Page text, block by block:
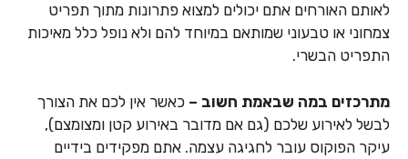
לאותם האורחים אתם יכולים למצוא פתרונות מתוך תפריט
צמחוני או טבעוני שמותאם במיוחד להם ולא נופל כלל מאיכות
התפריט הבשרי.
מתרכזים במה שבאמת חשוב –כאשר אין לכם את הצורך
לבשל לאירוע שלכם (גם אם מדובר באירוע קטן ומצומצם),
עיקר הפוקוס עובר לחגיגה עצמה. אתם מפקידים בידיים